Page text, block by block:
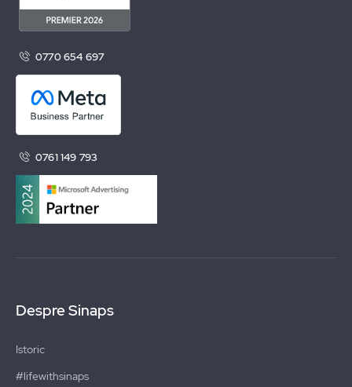
0770 654 697
0761 149 793
Despre Sinaps
Istoric
#lifewithsinaps